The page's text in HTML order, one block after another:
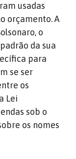
usadas
orçamento. A
o
da sua
para
se ser
os
Lei
sob o
os nomes